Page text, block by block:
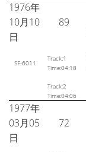
1976年
10月10
日
89
SF-6011
Track:1
Time:04:18
Track:2
Time:04:06
1977年
03月05
日
72